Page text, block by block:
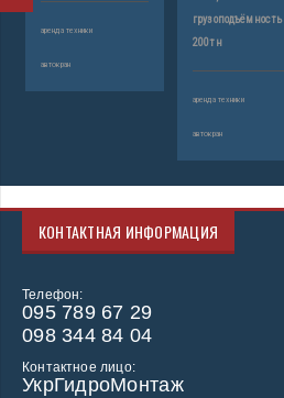
аренда техники
автокран
грузоподъёмность
200тн
аренда техники
автокран
КОНТАКТНАЯ ИНФОРМАЦИЯ
Телефон:
095 789 67 29
098 344 84 04
Контактное лицо:
УкрГидроМонтаж